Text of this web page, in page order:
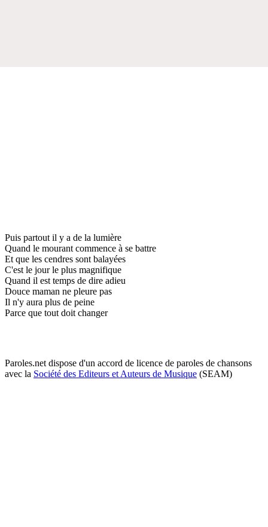
Puis partout il y a de la lumière
Quand le mourant commence à se battre
Et que les cendres sont balayées
C'est le jour le plus magnifique
Quand il est temps de dire adieu
Douce maman ne pleure pas
Il n'y aura plus de peine
Parce que tout doit changer
Paroles.net dispose d'un accord de licence de paroles de chansons
avec la Société des Editeurs et Auteurs de Musique (SEAM)